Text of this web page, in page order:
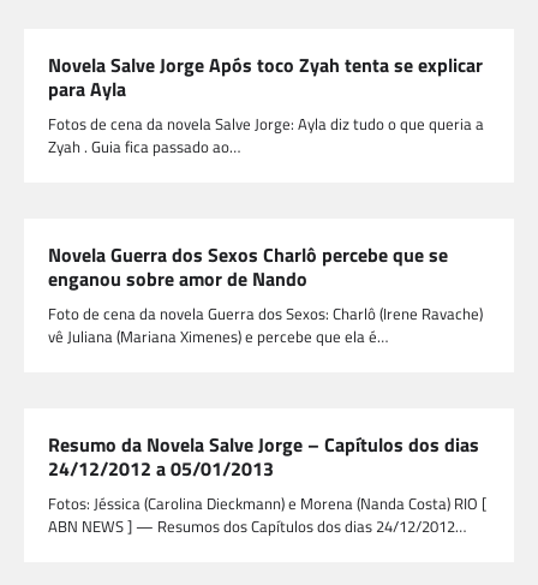
Novela Salve Jorge Após toco Zyah tenta se explicar
para Ayla
Fotos de cena da novela Salve Jorge: Ayla diz tudo o que queria a
Zyah . Guia fica passado ao…
Novela Guerra dos Sexos Charlô percebe que se
enganou sobre amor de Nando
Foto de cena da novela Guerra dos Sexos: Charlô (Irene Ravache)
vê Juliana (Mariana Ximenes) e percebe que ela é…
Resumo da Novela Salve Jorge – Capítulos dos dias
24/12/2012 a 05/01/2013
Fotos: Jéssica (Carolina Dieckmann) e Morena (Nanda Costa) RIO [
ABN NEWS ] — Resumos dos Capítulos dos dias 24/12/2012…